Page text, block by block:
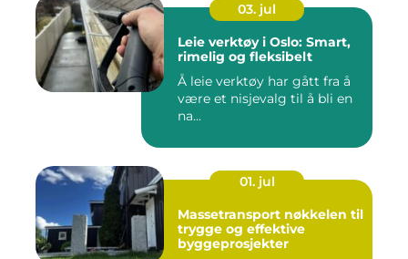
03. jul
Leie verktøy i Oslo: Smart,
rimelig og fleksibelt
Å leie verktøy har gått fra å
være et nisjevalg til å bli en
na...
01. jul
Massetransport nøkkelen til
trygge og effektive
byggeprosjekter